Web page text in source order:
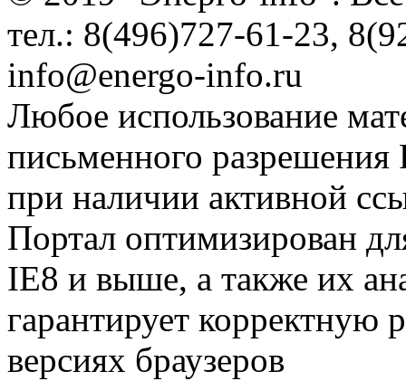
тел.: 8(496)727-61-23,
info@energo-info.ru
Любое использование
письменного разрешения
при наличии активной
Портал оптимизирован
IE8 и выше, а также их
гарантирует корректную
версиях браузеров